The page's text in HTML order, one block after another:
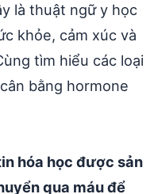
là thuật ngữ y học
khỏe, cảm xúc và
tìm hiểu các loại
bằng hormone
hóa học được sản
qua máu để